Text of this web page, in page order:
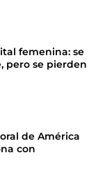
femenina: se
pero se pierden
de América
con